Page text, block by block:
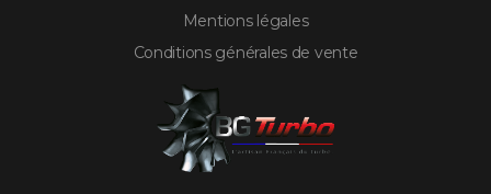
Mentions légales
Conditions générales de vente